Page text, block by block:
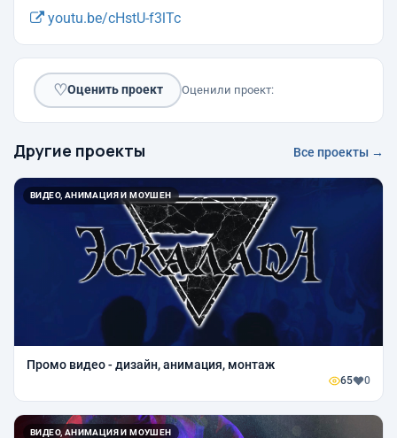
youtu.be/cHstU-f3lTc
♡Оценить проект Оценили проект:
Другие проекты Все проекты →
ВИДЕО, АНИМАЦИЯ И МОУШЕН
Промо видео - дизайн, анимация, монтаж
65 0
ВИДЕО, АНИМАЦИЯ И МОУШЕН